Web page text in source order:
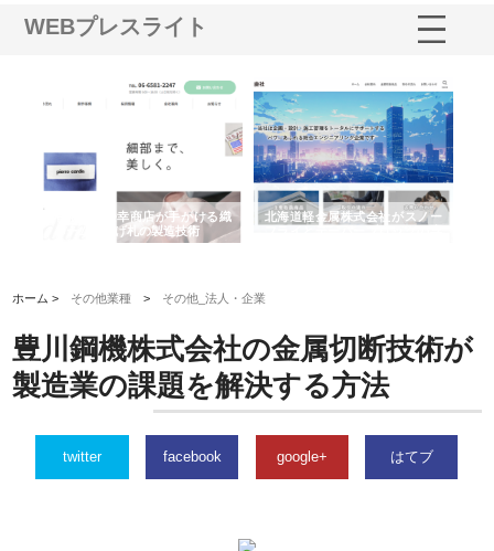
WEBプレスライト
有限会社松幸商店が手がける織
ネームと下げ札の製造技術
北海道軽金属株式会社がスノー
ホーム > その他業種 > その他_法人・企業
豊川鋼機株式会社の金属切断技術が
製造業の課題を解決する方法
twitter facebook google+ はてブ